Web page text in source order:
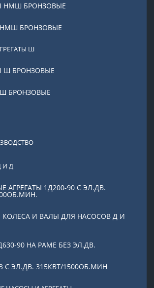
НМШ БРОНЗОВЫЕ
БРОНЗОВЫЕ
Ш
Ш БРОНЗОВЫЕ
БРОНЗОВЫЕ
И Д
АГРЕГАТЫ 1Д200-90 С ЭЛ.ДВ.
КОЛЕСА И ВАЛЫ ДЛЯ НАСОСОВ Д И
90 НА РАМЕ БЕЗ ЭЛ.ДВ.
С ЭЛ.ДВ. 315КВТ/1500ОБ.МИН